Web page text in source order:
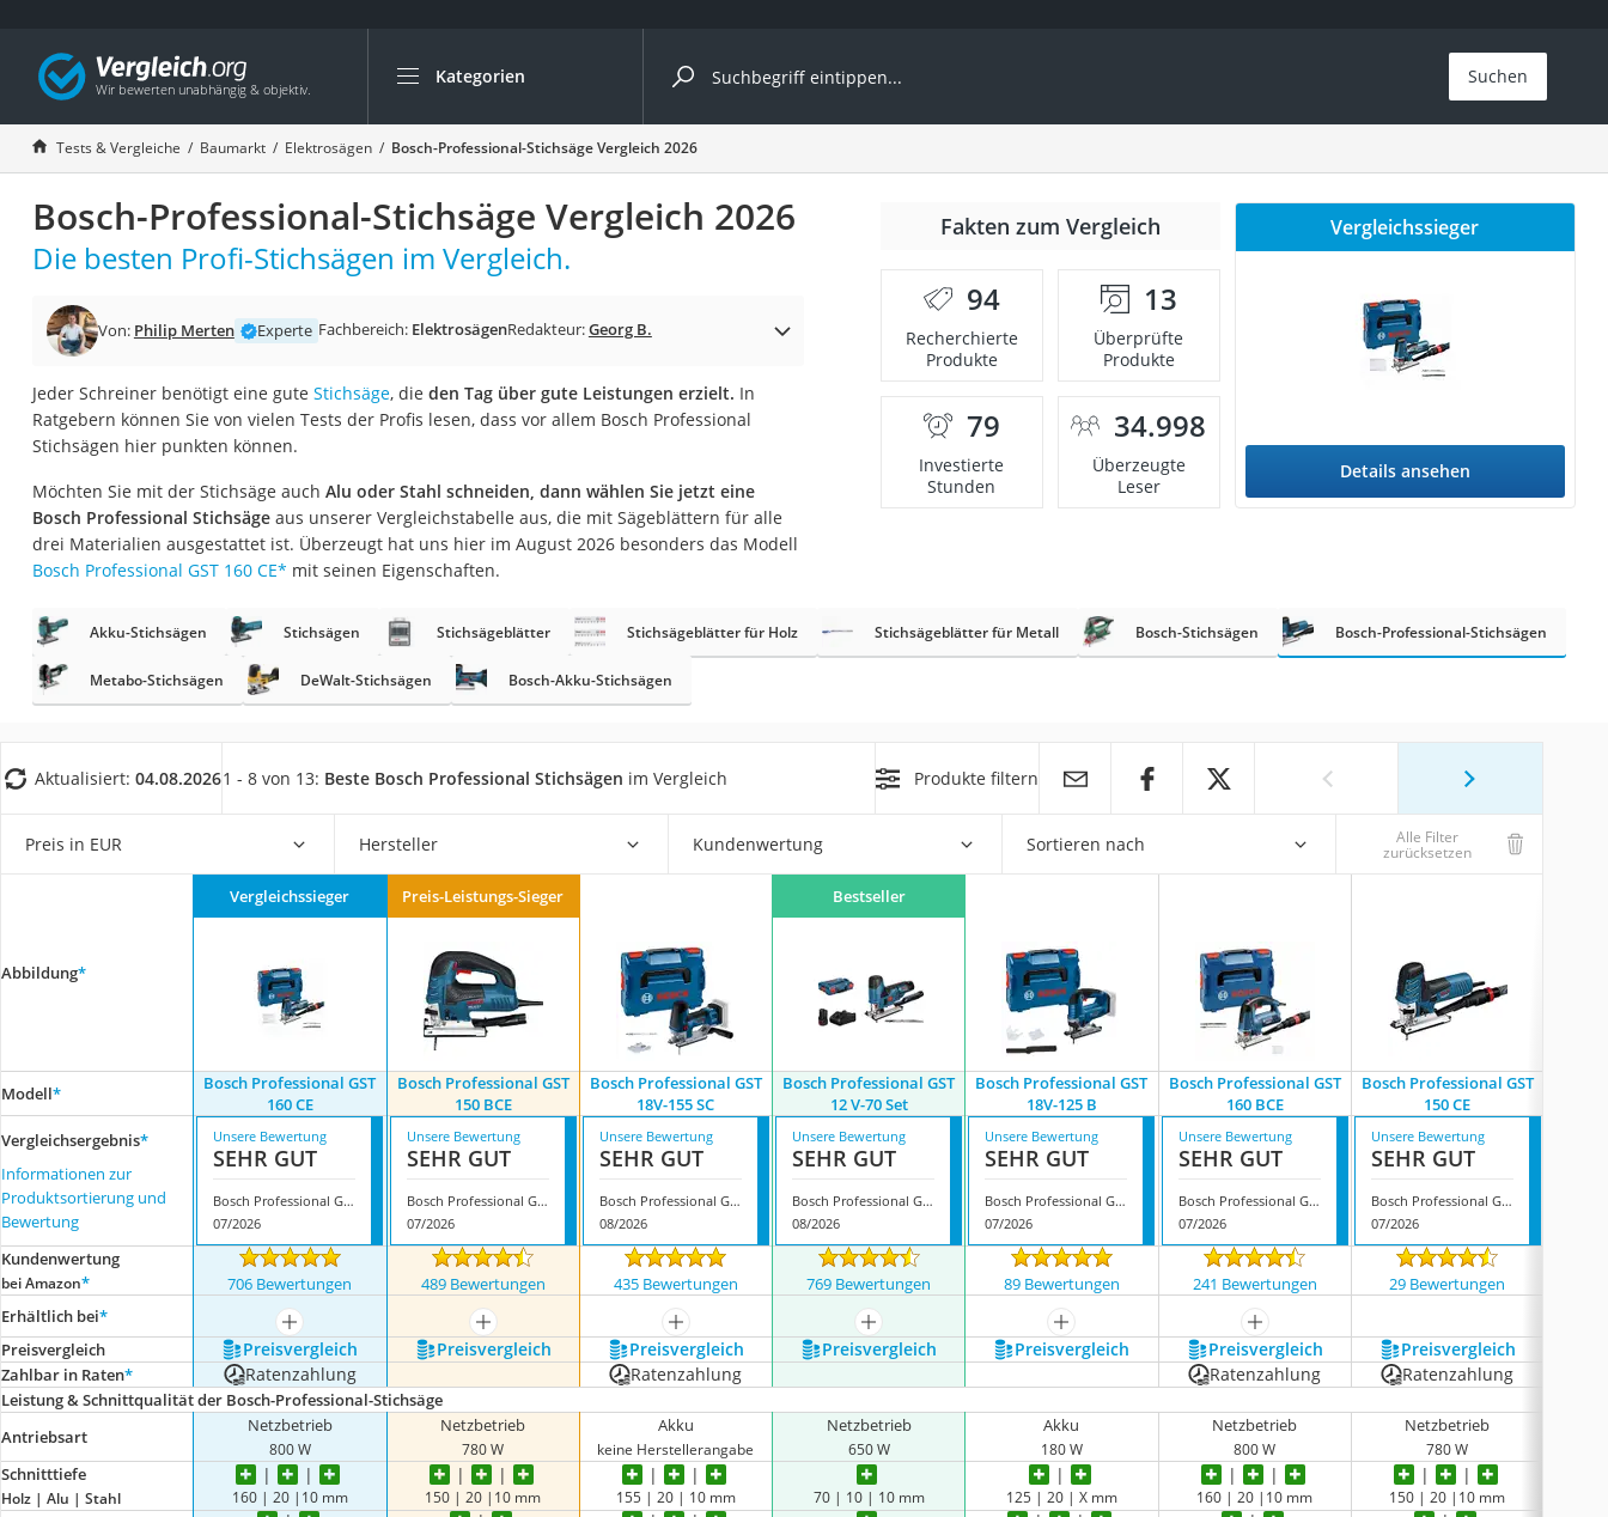
Kategorien
Die beliebtesten Vergleiche nach Kategorie
Baumarkt
Tresor feuerfest
Makita-Akku-Rasenmäher
Kappsäge
Smartes Türschloss
Akku-Rasentrimmer
Split-Klimaanlage 2 Innengeräte
Tiefbrunnenpumpe
Fliesenschneider
Doppelschleifer
Überwachungskamera
Benzinrasenmäher mit Elektrostart
Löschdecke
Winterharte Palmen
Gasdurchlauferhitzer
Suchen
Tests & Vergleiche Baumarkt Elektrosägen Bosch-Professional-Stichsäge Vergleich 2026
Bosch-Professional-Stichsäge Vergleich 2026
Die besten Profi-Stichsägen im Vergleich.
Von: Philip Merten Experte Fachbereich: ElektrosägenRedakteur:Georg B.
Jeder Schreiner benötigt eine gute Stichsäge, die den Tag über gute Leistungen erzielt. In
Ratgebern können Sie von vielen Tests der Profis lesen, dass vor allem Bosch Professional
Stichsägen hier punkten können.
Möchten Sie mit der Stichsäge auch Alu oder Stahl schneiden, dann wählen Sie jetzt eine
Bosch Professional Stichsägeaus unserer Vergleichstabelle aus, die mit Sägeblättern für alle
drei Materialien ausgestattet ist. Überzeugt hat uns hier im August 2026 besonders das Modell
Bosch Professional GST 160 CE* mit seinen Eigenschaften.
Fakten zum Vergleich
94
Recherchierte
Produkte
13
Überprüfte
Produkte
79
Investierte
Stunden
34.998
Überzeugte
Leser
Vergleichssieger
Details ansehen
Akku-Stichsägen Stichsägen Stichsägeblätter Stichsägeblätter für Holz Stichsägeblätter für Metall Bosch-Stichsägen Bosch-Professional-Stichsägen
Metabo-Stichsägen DeWalt-Stichsägen Bosch-Akku-Stichsägen
Aktualisiert: 04.08.20261 - 8 von 13: Beste Bosch Professional Stichsägen im Vergleich Produkte filtern
Preis in EUR Hersteller Kundenwertung Sortieren nach Alle Filter
zurücksetzen
Abbildung*
Vergleichssieger Preis-Leistungs-Sieger Bestseller
Modell*
Bosch Professional GST
160 CE
Bosch Professional GST
150 BCE
Bosch Professional GST
18V-155 SC
Bosch Professional GST
12 V-70 Set
Bosch Professional GST
18V-125 B
Bosch Professional GST
160 BCE
Bosch Professional GST
150 CE
Vergleichsergebnis*
Informationen zur
Produktsortierung und
Bewertung
Unsere Bewertung
SEHR GUT
Bosch Professional GST 160 CE
07/2026
Unsere Bewertung
SEHR GUT
Bosch Professional GST 150 BCE
07/2026
Unsere Bewertung
SEHR GUT
Bosch Professional GST 18V-155 SC
08/2026
Unsere Bewertung
SEHR GUT
Bosch Professional GST 12 V-70 Set
08/2026
Unsere Bewertung
SEHR GUT
Bosch Professional GST 18V-125 B
07/2026
Unsere Bewertung
SEHR GUT
Bosch Professional GST 160 BCE
07/2026
Unsere Bewertung
SEHR GUT
Bosch Professional GST 150 CE
07/2026
Kundenwertung
bei Amazon* 706 Bewertungen 489 Bewertungen 435 Bewertungen 769 Bewertungen 89 Bewertungen 241 Bewertungen 29 Bewertungen
Erhältlich bei*
mehr anzeigen mehr anzeigen mehr anzeigen mehr anzeigen mehr anzeigen
mehr anzeigen
Preis­vergleich
Preis­vergleich Preis­vergleich Preis­vergleich Preis­vergleich Preis­vergleich Preis­vergleich Preis­vergleich
Zahlbar in Raten* Ratenzahlung Ratenzahlung Ratenzahlung Ratenzahlung
Leistung & Schnittqualität der Bosch-Professional-Stichsäge
Antriebsart
Netzbetrieb
800 W
Netzbetrieb
780 W
Akku
keine Herstellerangabe
Netzbetrieb
650 W
Akku
180 W
Netzbetrieb
800 W
Netzbetrieb
780 W
Schnitttiefe
Holz | Alu | Stahl 160 | 20 |10 mm 150 | 20 |10 mm 155 | 20 | 10 mm 70 | 10 | 10 mm 125 | 20 | X mm 160 | 20 |10 mm 150 | 20 |10 mm